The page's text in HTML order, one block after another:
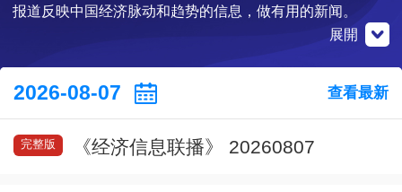
报道反映中国经济脉动和趋势的信息，做有用的新闻。
央視財經 微信公眾號
展開
2026-08-07 查看最新
完整版 《经济信息联播》 20260807